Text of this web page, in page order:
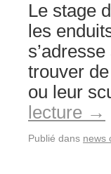
Le stage
les
trouver
ou leur
lecture →
Publié dans news